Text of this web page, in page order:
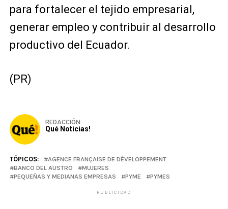
para fortalecer el tejido empresarial,
generar empleo y contribuir al desarrollo
productivo del Ecuador.
(PR)
REDACCIÓN
Qué Noticias!
TÓPICOS:
AGENCE FRANÇAISE DE DÉVELOPPEMENT
BANCO DEL AUSTRO
MUJERES
PEQUEÑAS Y MEDIANAS EMPRESAS
PYME PYMES
PUBLICIDAD